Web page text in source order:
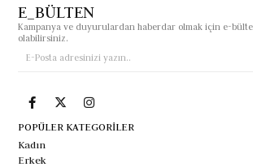
E_BÜLTEN
Kampanya ve duyurulardan haberdar olmak için e-
olabilirsiniz.
POPÜLER KATEGORİLER
Kadın
Erkek